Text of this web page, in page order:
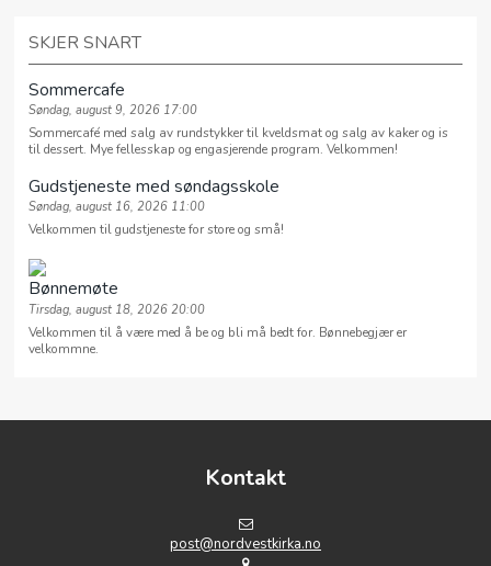
SKJER SNART
Sommercafe
Søndag, august 9, 2026 17:00
Sommercafé med salg av rundstykker til kveldsmat og salg av kaker og is
til dessert. Mye fellesskap og engasjerende program. Velkommen!
Gudstjeneste med søndagsskole
Søndag, august 16, 2026 11:00
Velkommen til gudstjeneste for store og små!
Bønnemøte
Tirsdag, august 18, 2026 20:00
Velkommen til å være med å be og bli må bedt for. Bønnebegjær er
velkommne.
Kontakt
post@nordvestkirka.no